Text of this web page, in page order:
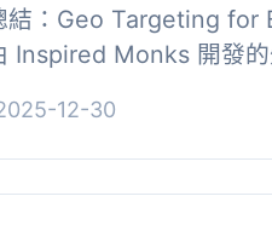
結：Geo Targeting for
Inspired Monks 開發
啟用地理個性化可見性規
12-30